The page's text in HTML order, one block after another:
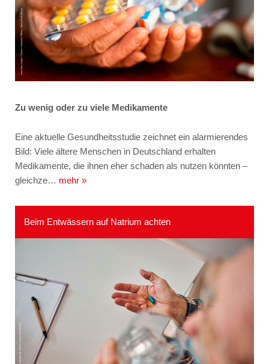
Zu wenig oder zu viele Medikamente
Eine aktuelle Gesundheitsstudie zeichnet ein alarmierendes
Bild: Viele ältere Menschen in Deutschland erhalten
Medikamente, die ihnen eher schaden als nutzen könnten –
gleichze… mehr »
Beim Entwässern auf Natrium achten